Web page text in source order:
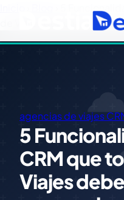
de Viajes debería
agencias de viajes
5
CRM que
Viajes